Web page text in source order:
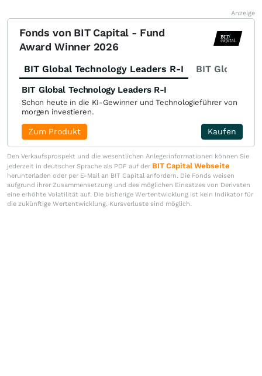
Anzeige
Fonds von BIT Capital - Fund
Award Winner 2026
BIT Global Technology Leaders R-I BIT Global
BIT Global Technology Leaders R-I
Schon heute in die KI-Gewinner und Technologieführer von
morgen investieren.
Kaufen
Zum Produkt
Den Verkaufsprospekt und die wesentlichen Anlegerinformationen können Sie
jederzeit in deutscher Sprache als PDF auf der BIT Capital Webseite
herunterladen oder per E-Mail an BIT Capital anfordern. Die Fonds weisen
aufgrund ihrer Zusammensetzung und des möglichen Einsatzes von Derivaten
eine erhöhte Volatilität auf. Die bisherige Wertentwicklung ist kein Indikator für
die zukünftige Wertentwicklung. Kursverluste sind möglich.